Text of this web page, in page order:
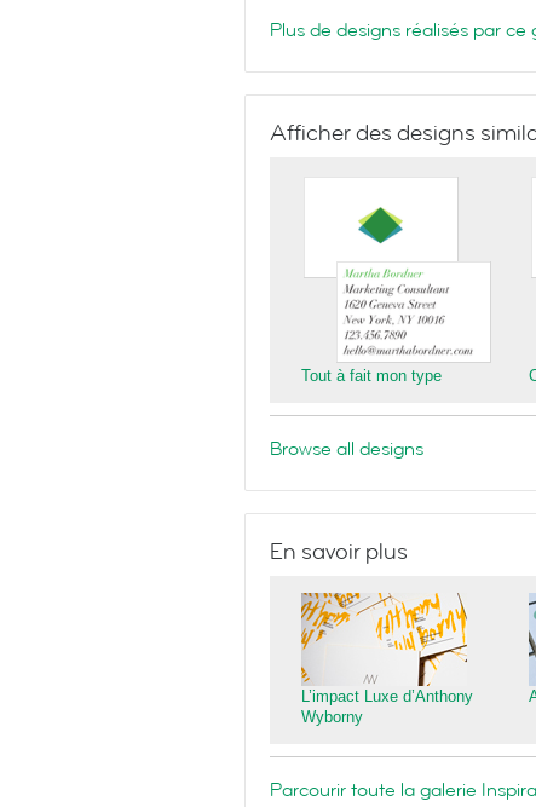
Plus de designs réalisés par ce
Afficher des designs
Tout à fait mon type
Browse all designs
En savoir plus
L’impact Luxe d’Anthony
Wyborny
Parcourir toute la galerie